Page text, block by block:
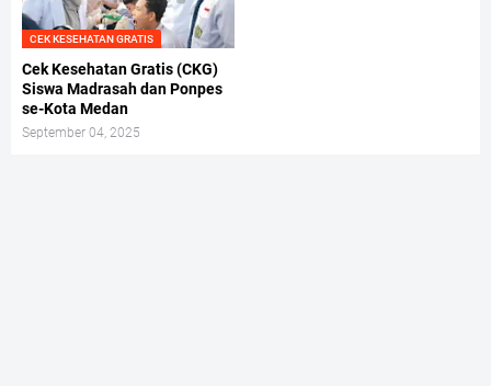
CEK KESEHATAN GRATIS
Cek Kesehatan Gratis (CKG)
Siswa Madrasah dan Ponpes
se-Kota Medan
September 04, 2025